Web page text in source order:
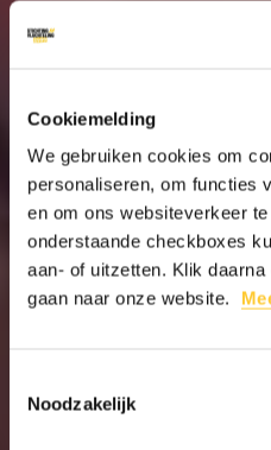
Cookiemelding
We gebruiken cookies om
personaliseren, om functies
en om ons websiteverkeer
onderstaande checkboxes
aan- of uitzetten. Klik
gaan naar onze website.
Noodzakelijk